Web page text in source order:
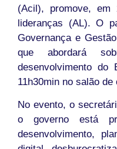
(Acil), promove,
lideranças (AL). O
Governança e
que abordará
desenvolvimento do
11h30min no salão
No evento, o
o governo está
desenvolvimento,